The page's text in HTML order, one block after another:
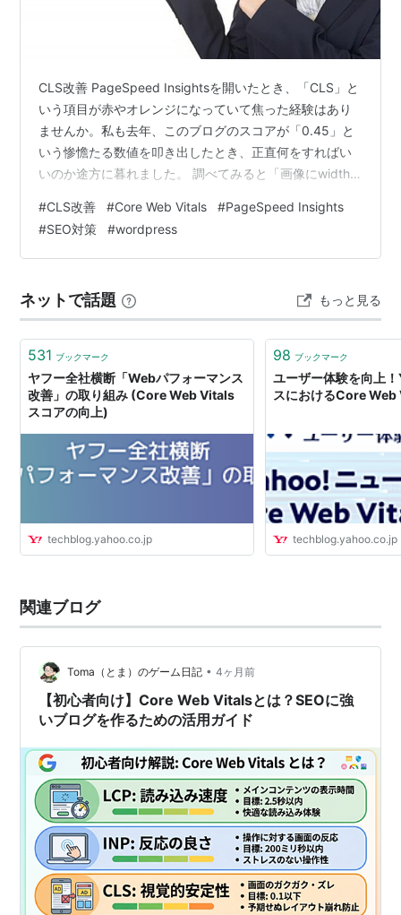
CLS改善 PageSpeed Insightsを開いたとき、「CLS」と
いう項目が赤やオレンジになっていて焦った経験はあり
ませんか。私も去年、このブログのスコアが「0.45」と
いう惨憺たる数値を叩き出したとき、正直何をすればい
いのか途方に暮れました。 調べてみると「画像にwidth
ます。ところが実際にやってみても、スコアはほとんど
下がらない。原因は「CSSが上書きしていた」という、
誰も教えてくれなかった落とし穴でした。 この記事で
改善した実証手順をまとめます。WordPress…
#CLS改善 #Core Web Vitals #PageSpeed Insights
#SEO対策 #wordpress
ネットで話題 もっと見る
531 ブックマーク
ヤフー全社横断「Webパフォーマンス
改善」の取り組み (Core Web Vitals
スコアの向上)
techblog.yahoo.co.jp
98 ブックマーク
ユーザー体験を向上
スにおけるCore
techblog.yahoo.co.jp
関連ブログ
Toma（とま）のゲーム日記 • 4ヶ月前
【初心者向け】Core Web Vitalsとは？SEOに強
いブログを作るための活用ガイド